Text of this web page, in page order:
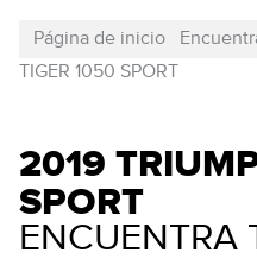
Página de inicio
TIGER 1050 SPORT
2019
SPORT
ENCUENTRA